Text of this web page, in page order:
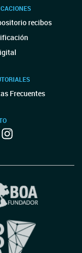
recibos
Frecuentes